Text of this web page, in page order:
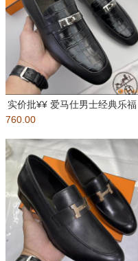
实价批¥¥ 爱马仕男士经典乐福
鞋，将经典的鞋履款式与标志性
760.00